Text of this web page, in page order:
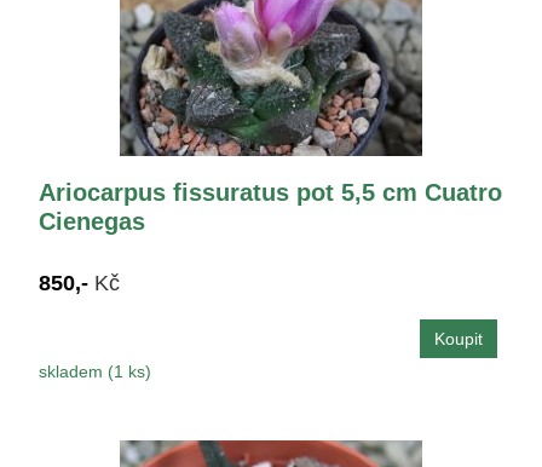
Ariocarpus fissuratus pot 5,5 cm Cuatro
Cienegas
850,- Kč
skladem (1 ks)